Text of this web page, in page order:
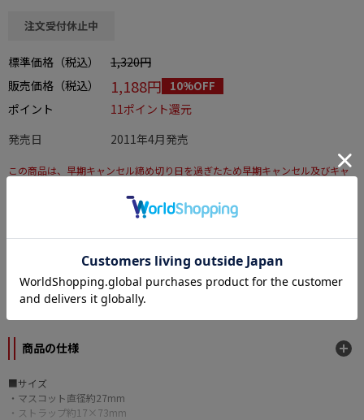
この商品をシェアする
注文受付休止中
標準価格（税込）
1,320円
販売価格（税込）
1,188円 10%OFF
ポイント
11ポイント還元
発売日
2011年4月発売
この商品は、早期キャンセル締め切り日を過ぎたため早期キャンセル及びキャ
のーぶる☆わーくす
メーカー
トイズ・プランニング
商品の仕様
■サイズ
・マスコット直径約27mm
・ストラップ約17×73mm